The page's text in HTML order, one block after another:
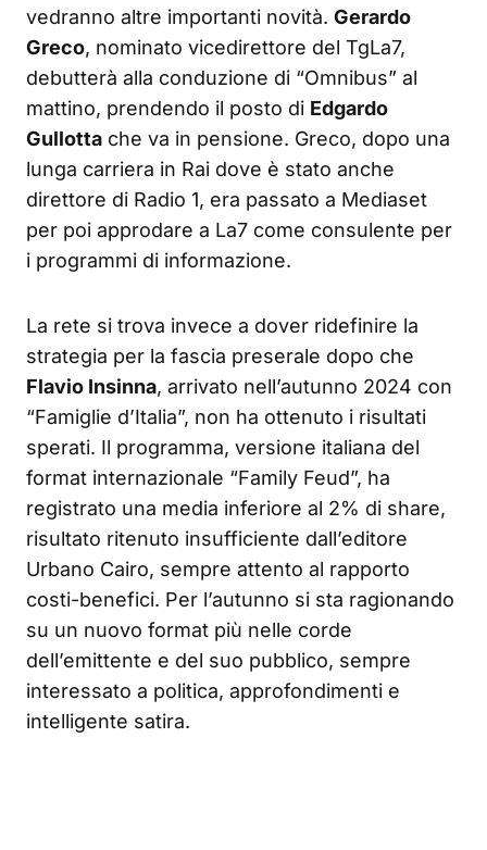
vedranno altre importanti novità. Gerardo
Greco, nominato vicedirettore del TgLa7,
debutterà alla conduzione di “Omnibus” al
mattino, prendendo il posto di Edgardo
Gullotta che va in pensione. Greco, dopo una
lunga carriera in Rai dove è stato anche
direttore di Radio 1, era passato a Mediaset
per poi approdare a La7 come consulente per
i programmi di informazione.
La rete si trova invece a dover ridefinire la
strategia per la fascia preserale dopo che
Flavio Insinna, arrivato nell’autunno 2024 con
“Famiglie d’Italia”, non ha ottenuto i risultati
sperati. Il programma, versione italiana del
format internazionale “Family Feud”, ha
registrato una media inferiore al 2% di share,
risultato ritenuto insufficiente dall’editore
Urbano Cairo, sempre attento al rapporto
costi-benefici. Per l’autunno si sta ragionando
su un nuovo format più nelle corde
dell’emittente e del suo pubblico, sempre
interessato a politica, approfondimenti e
intelligente satira.